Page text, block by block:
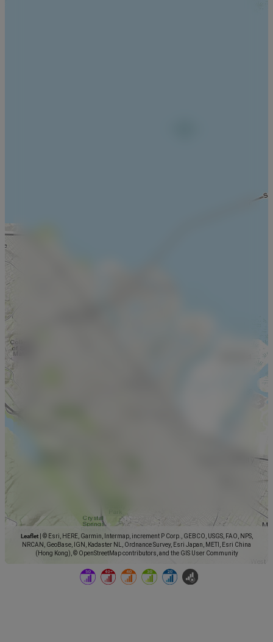
Leaflet
© Esri, HERE, Garmin, Intermap, increment P Corp., GEBCO, USGS, FAO, NPS,
NRCAN, GeoBase, IGN, Kadaster NL, Ordnance Survey, Esri Japan, METI, Esri China
(Hong Kong), © OpenStreetMap contributors, and the GIS User Community